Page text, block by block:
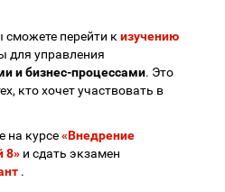
перейти к изучению
для управления
и бизнес-процессами. Это
кто хочет участвовать в
на курсе«Внедрение
8» и сдать экзамен
.